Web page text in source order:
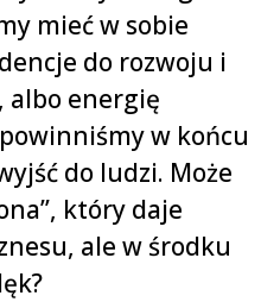
mieć w sobie
do rozwoju i
albo energię
w końcu
do ludzi. Może
który daje
ale w środku